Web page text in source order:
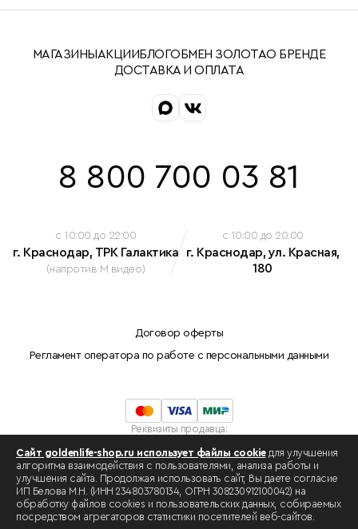
МАГАЗИНЫ АКЦИИБЛОГОБМЕН ЗОЛОТАО БРЕНДЕ
ДОСТАВКА И ОПЛАТА
8 800 700 03 81
c 10:00 до 22:00
г. Краснодар, ТРК Галактика
(напротив М видео)
c 10:00 до 20:00
г. Краснодар, ул. Красная,
180
Договор оферты
Регламент оператора по работе с персональными данными
Реквизиты продавца:
ОГРНИП: 308230912100042
ИНН: 234803780134 .
Разработка сайта -swat.one
Сайт goldenlife-shop.ru использует файлы cookieдля улучшения
алгоритма взаимодействия с пользователями, анализа работы и
улучшения сайта. Продолжая использовать сайт, Вы даете согласие
ИП Белова М.Н. (ИНН 234803780134, ОГРН 308230912100042) на
обработку файлов cookies и пользовательских данных, собираемых
посредством агрегаторов статистики посетителей веб-сайтов.